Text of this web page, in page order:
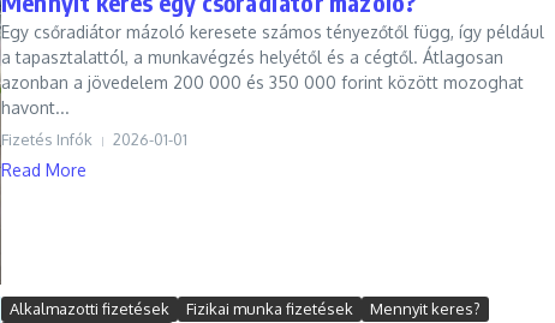
Egy csőradiátor mázoló keresete számos tényezőtől függ, így például
a tapasztalattól, a munkavégzés helyétől és a cégtől. Átlagosan
azonban a jövedelem 200 000 és 350 000 forint között mozoghat
havont...
Fizetés Infók 2026-01-01
Read More
Alkalmazotti fizetések Fizikai munka fizetések
Mennyit keres?